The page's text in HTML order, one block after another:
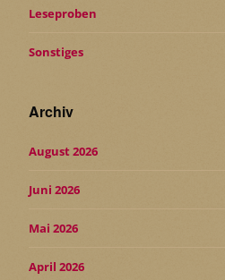
Leseproben
Sonstiges
Archiv
August 2026
Juni 2026
Mai 2026
April 2026